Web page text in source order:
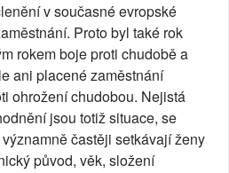
v současné evropské
Proto byl také rok
rokem boje proti chudobě a
ani placené zaměstnání
ohrožení chudobou. Nejistá
jsou totiž situace, se
častěji setkávají ženy
původ, věk, složení